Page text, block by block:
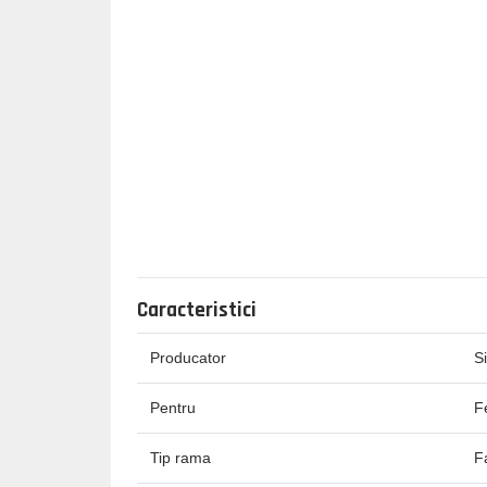
Caracteristici
Producator
Pentru
Tip rama